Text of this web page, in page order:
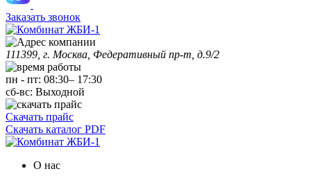
Заказать звонок
111399, г. Москва, Федеративный пр-т, д.9/2
пн - пт: 08:30– 17:30
сб-вс: Выходной
Скачать прайс
Скачать каталог PDF
О нас